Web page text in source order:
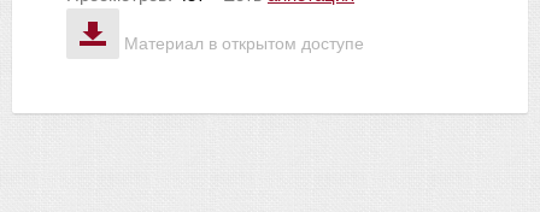
Материал в открытом доступе